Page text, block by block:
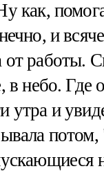
как,
и
от работы.
в небо. Где
утра и
потом,